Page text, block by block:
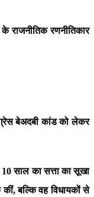
राजनीतिक रणनीतिकार
बेअदबी कांड को लेकर
10 साल का सत्ता का सूखा
बल्कि वह विधायकों से